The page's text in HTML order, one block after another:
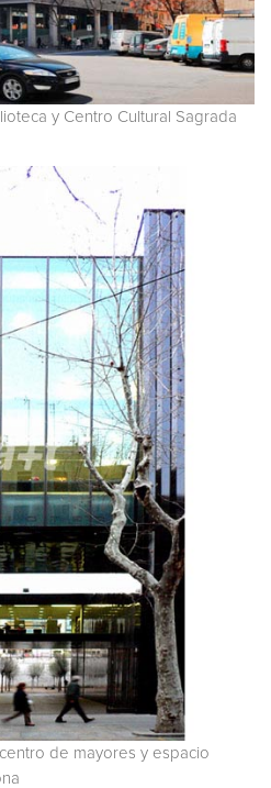
y Centro Cultural Sagrada
de mayores y espacio